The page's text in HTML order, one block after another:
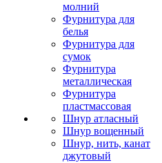
молний
Фурнитура для
белья
Фурнитура для
сумок
Фурнитура
металлическая
Фурнитура
пластмассовая
Шнур атласный
Шнур вощенный
Шнур, нить, канат
джутовый